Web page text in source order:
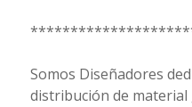
Somos Diseñadores
distribución de